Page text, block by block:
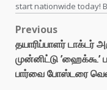
start nationwide today!
Post
navigation
Previous
தயாரிப்பாளர் டாக்டர்
முன்னிட்டு
பார்வை போஸ்டரை